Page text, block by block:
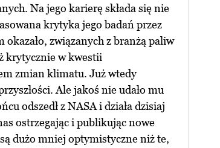
Na jego karierę składa się nie
krytyka jego badań przez
związanych z branżą paliw
krytycznie w kwestii
zmian klimatu. Już wtedy
Ale jakoś nie udało mu
odszedł z NASA i działa dzisiaj
ostrzegając i publikując nowe
dużo mniej optymistyczne niż te,